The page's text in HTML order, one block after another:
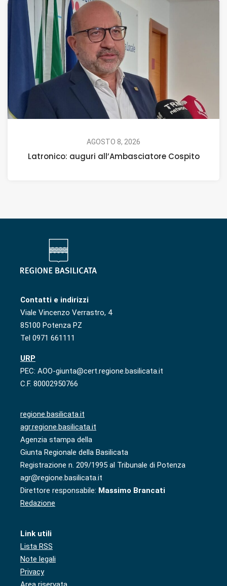
AGOSTO 8, 2026
Latronico: auguri all’Ambasciatore Cospito
Contatti e indirizzi
Viale Vincenzo Verrastro, 4
85100 Potenza PZ
Tel 0971 661111
URP
PEC: AOO-giunta@cert.regione.basilicata.it
C.F. 80002950766
regione.basilicata.it
agr.regione.basilicata.it
Agenzia stampa della
Giunta Regionale della Basilicata
Registrazione n. 209/1995 al Tribunale di Potenza
agr@regione.basilicata.it
Direttore responsabile: Massimo Brancati
Redazione
Link utili
Lista RSS
Note legali
Privacy